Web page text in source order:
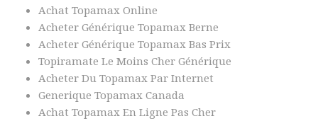
Achat Topamax Online
Acheter Générique Topamax Berne
Acheter Générique Topamax Bas Prix
Topiramate Le Moins Cher Générique
Acheter Du Topamax Par Internet
Generique Topamax Canada
Achat Topamax En Ligne Pas Cher